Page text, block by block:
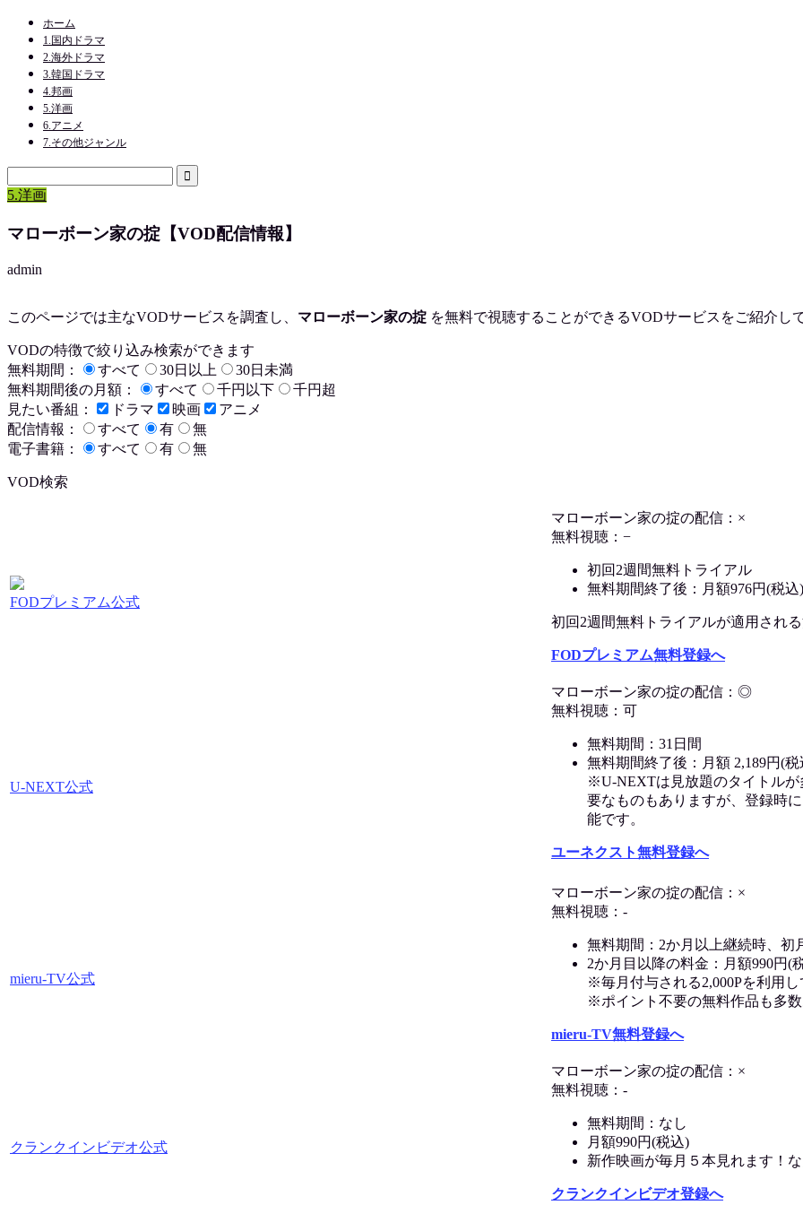
ホーム
1.国内ドラマ
2.海外ドラマ
3.韓国ドラマ
4.邦画
5.洋画
6.アニメ
7.その他ジャンル
5.洋画
マローボーン家の掟【VOD配信情報】
admin
このページでは主なVODサービスを調査し、 マローボーン家の掟 を無料で視聴することができるVODサービスをご紹介し
VODの特徴で絞り込み検索ができます
無料期間：
すべて 30日以上
30日未満
無料期間後の月額：
すべて 千円以下
千円超
見たい番組：
ドラマ 映画
アニメ
配信情報：
すべて 有
無
電子書籍：
すべて 有 無
VOD検索
FODプレミアム公式
マローボーン家の掟の配信：×
無料視聴：−
初回2週間無料トライアル
無料期間終了後：月額976円(税込)
初回2週間無料トライアルが適用され
FODプレミアム無料登録へ
U-NEXT公式
マローボーン家の掟の配信：◎
無料視聴：可
無料期間：31日間
無料期間終了後：月額 2,189円(税
※U-NEXTは見放題のタイトル
要なものもありますが、登録時
能です。
ユーネクスト無料登録へ
mieru-TV公式
マローボーン家の掟の配信：×
無料視聴：-
無料期間：2か月以上継続時、初
2か月目以降の料金：月額990円(
※毎月付与される2,000Pを利用
※ポイント不要の無料作品も多
mieru-TV無料登録へ
クランクインビデオ公式
マローボーン家の掟の配信：×
無料視聴：-
無料期間：なし
月額990円(税込)
新作映画が毎月５本見れます！
クランクインビデオ登録へ